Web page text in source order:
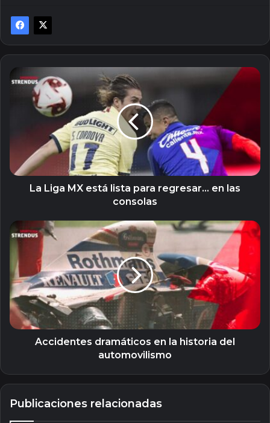
La
Liga
regresar…
las
consolasLa Liga MX está lista para regresar… en las
consolas
Accidentes
dramáticos
historia
del
automovilismo
Accidentes dramáticos en la historia del
automovilismo
Publicaciones relacionadas